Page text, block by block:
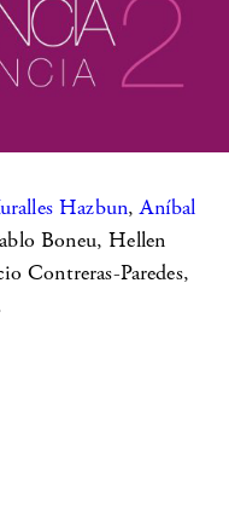
Hazbun,Aníbal
Boneu, Hellen
Contreras-Paredes,